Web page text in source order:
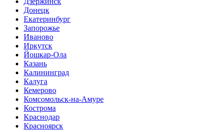
Донецк
Екатеринбург
Запорожье
Иваново
Иркутск
Йошкар-Ола
Казань
Калининград
Калуга
Кемерово
Комсомольск-на-Амуре
Кострома
Краснодар
Красноярск